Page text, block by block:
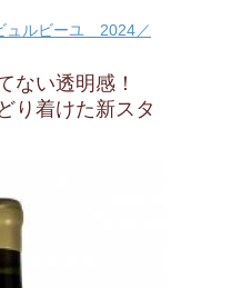
ュルビーユ 2024／
ない透明感！
り着けた新スタ